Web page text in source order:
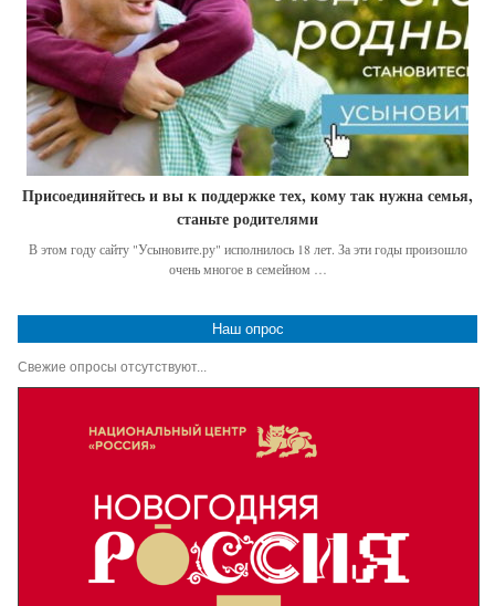
Присоединяйтесь и вы к поддержке тех, кому так нужна семья,
станьте родителями
В этом году сайту "Усыновите.ру" исполнилось 18 лет. За эти годы произошло
очень многое в семейном …
Наш опрос
Свежие опросы отсутствуют...